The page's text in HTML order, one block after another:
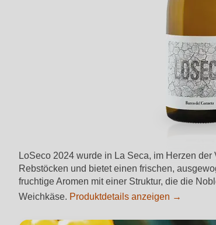
LoSeco 2024 wurde in La Seca, im Herzen
Rebstöcken und bietet einen frischen,
fruchtige Aromen mit einer Struktur, die die
Weichkäse. Produktdetails anzeigen →